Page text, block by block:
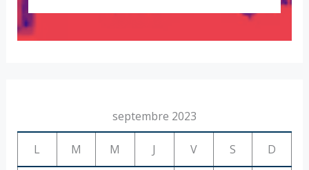
septembre 2023
L M M J V S D